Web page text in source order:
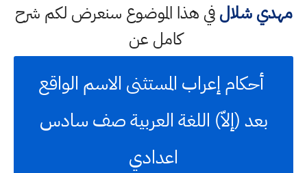
مهدي شلالفي هذا الموضوع سنعرض لكم شرح
كامل عن
أحكام إعراب المستثنى الاسم الواقع
بعد (إلاّ) اللغة العربية صف سادس
اعدادي